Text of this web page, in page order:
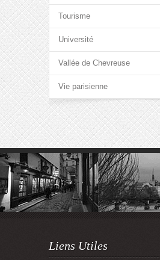
Tourisme
Université
Vallée de Chevreuse
Vie parisienne
Liens Utiles